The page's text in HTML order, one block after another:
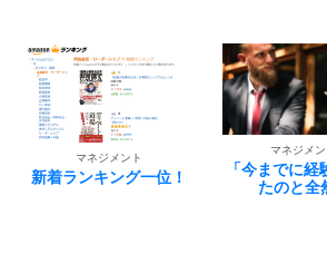
「今までに経験してき
たのと全然...
マネジメン
思い出す過